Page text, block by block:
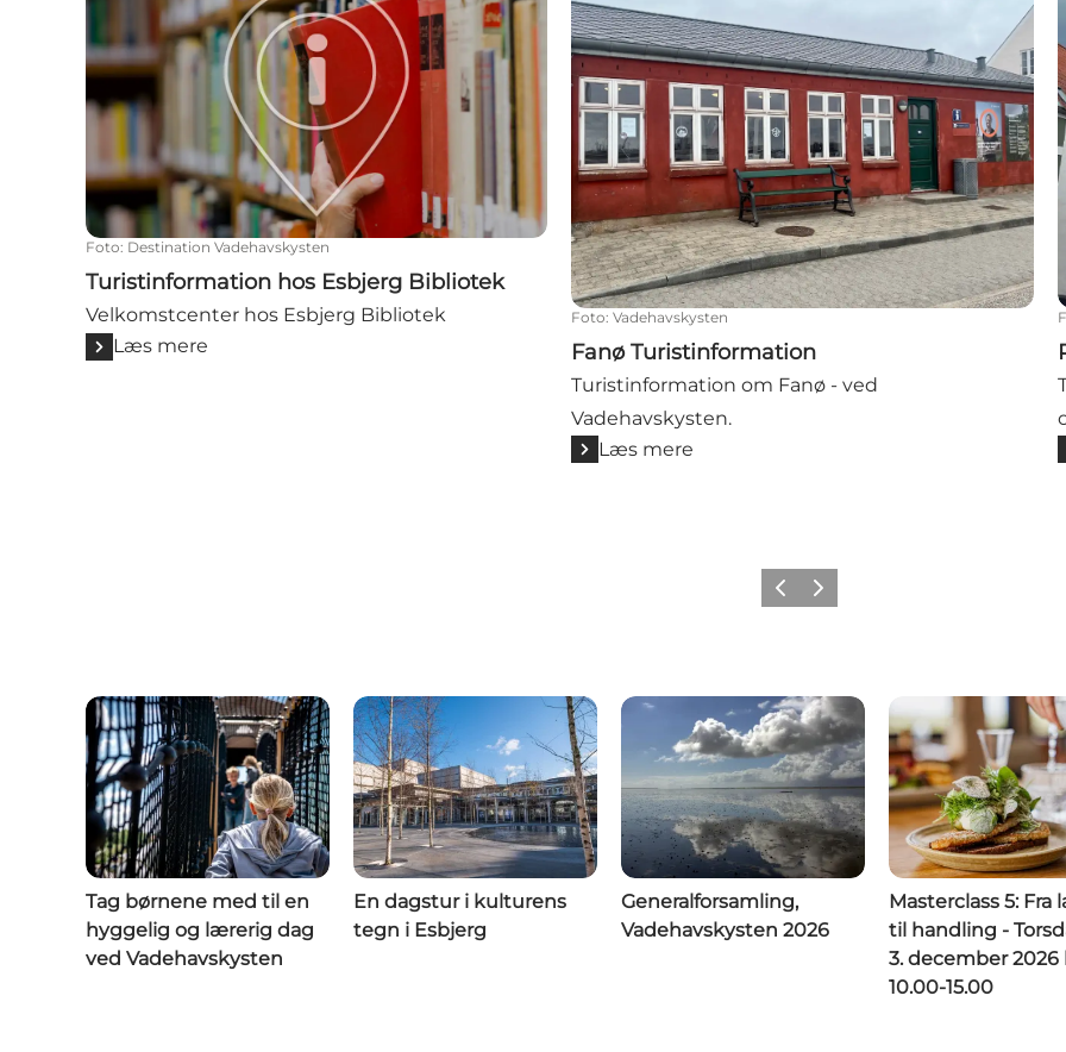
Foto: Destination Vadehavskysten
Turistinformation hos Esbjerg Bibliotek
Velkomstcenter hos Esbjerg Bibliotek
Læs mere
Foto: Vadehavskysten
Fanø Turistinformation
Turistinformation om Fanø - ved
Vadehavskysten.
Læs mere
ForrigeNæste
Tag børnene med til en
hyggelig og lærerig dag
ved Vadehavskysten
En dagstur i kulturens
tegn i Esbjerg
Generalforsamling,
Vadehavskysten 2026
Masterclass 5: Fra
til handling -
3. december 2026
10.00-15.00